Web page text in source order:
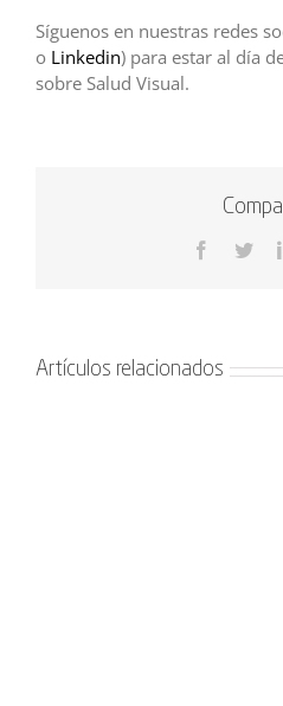
Síguenos en nuestras redes
o Linkedin) para estar al día
sobre Salud Visual.
Facebook
Artículos relacionados